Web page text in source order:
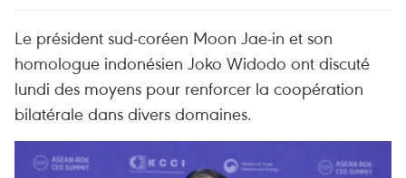
Le président sud-coréen Moon Jae-in et son
homologue indonésien Joko Widodo ont discuté
lundi des moyens pour renforcer la coopération
bilatérale dans divers domaines.